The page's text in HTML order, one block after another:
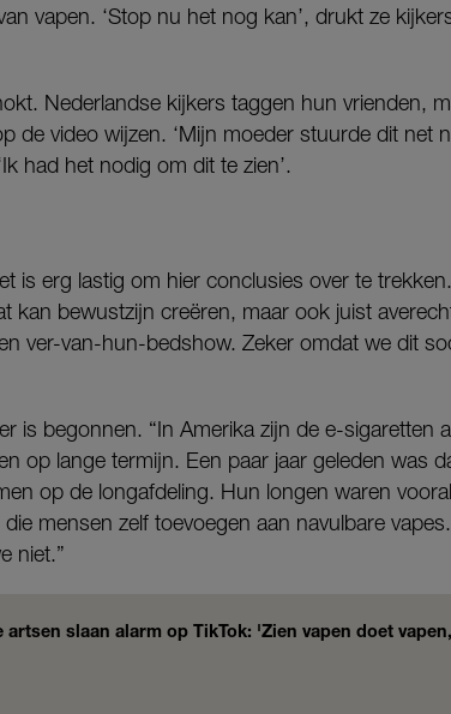
vapen. ‘Stop nu het nog kan’, drukt ze
Nederlandse kijkers taggen hun vrienden,
de video wijzen. ‘Mijn moeder stuurde dit net
had het nodig om dit te zien’.
is erg lastig om hier conclusies over te trekken.
kan bewustzijn creëren, maar ook juist
ver-van-hun-bedshow. Zeker omdat we dit
is begonnen. “In Amerika zijn de e-sigaretten
op lange termijn. Een paar jaar geleden was
op de longafdeling. Hun longen waren vooral
mensen zelf toevoegen aan navulbare
niet.”
slaan alarm op TikTok: 'Zien vapen doet